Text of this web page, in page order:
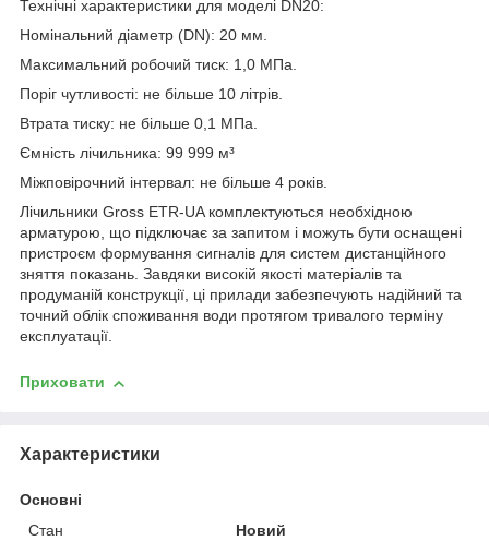
Технічні характеристики для моделі DN20:
Номінальний діаметр (DN): 20 мм.
Максимальний робочий тиск: 1,0 МПа.
Поріг чутливості: не більше 10 літрів.
Втрата тиску: не більше 0,1 МПа.
Ємність лічильника: 99 999 м³
Міжповірочний інтервал: не більше 4 років.
Лічильники Gross ETR-UA комплектуються необхідною
арматурою, що підключає за запитом і можуть бути оснащені
пристроєм формування сигналів для систем дистанційного
зняття показань. Завдяки високій якості матеріалів та
продуманій конструкції, ці прилади забезпечують надійний та
точний облік споживання води протягом тривалого терміну
експлуатації.
Приховати
Характеристики
Основні
Стан
Новий